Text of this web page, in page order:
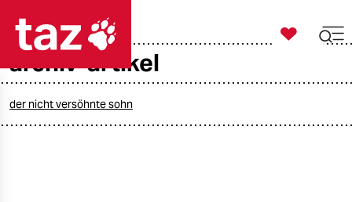

taz zahl ich
archiv-artikel
der nicht versöhnte sohn